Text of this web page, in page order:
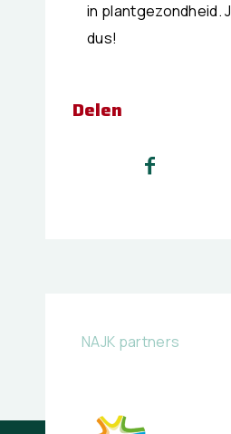
in plantgezondheid.
dus!
Delen
NAJK partners